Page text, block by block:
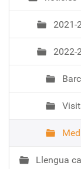
2021-
2022-
Llengua